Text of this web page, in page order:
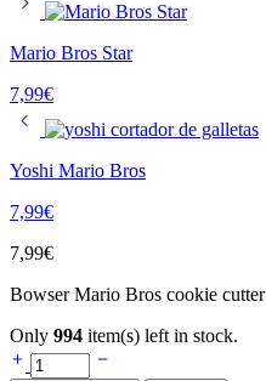
Mario Bros Star
7,99€
Yoshi Mario Bros
7,99€
7,99€
Bowser Mario Bros cookie cutter
Only 994 item(s) left in stock.